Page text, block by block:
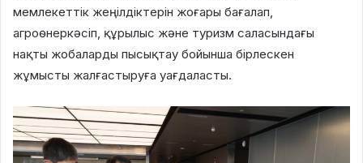
мемлекеттік жеңілдіктерін жоғары бағалап,
агроөнеркәсіп, құрылыс және туризм саласындағы
нақты жобаларды пысықтау бойынша бірлескен
жұмысты жалғастыруға уағдаласты.